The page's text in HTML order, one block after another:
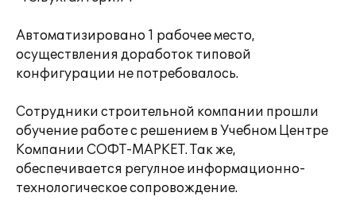
Автоматизировано 1 рабочее место,
осуществления доработок типовой
конфигурации не потребовалось.
Сотрудники строительной компании прошли
обучение работе с решением в Учебном Центре
Компании СОФТ-МАРКЕТ. Так же,
обеспечивается регулное информационно-
технологическое сопровождение.